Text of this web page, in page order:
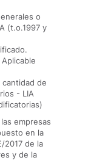
o
(t.o.1997 y
cantidad de
- LIA
empresas
en la
2017 de la
y de la